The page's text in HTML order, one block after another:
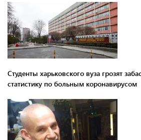
Студенты харьковского вуза грозят
статистику по больным коронавирусом